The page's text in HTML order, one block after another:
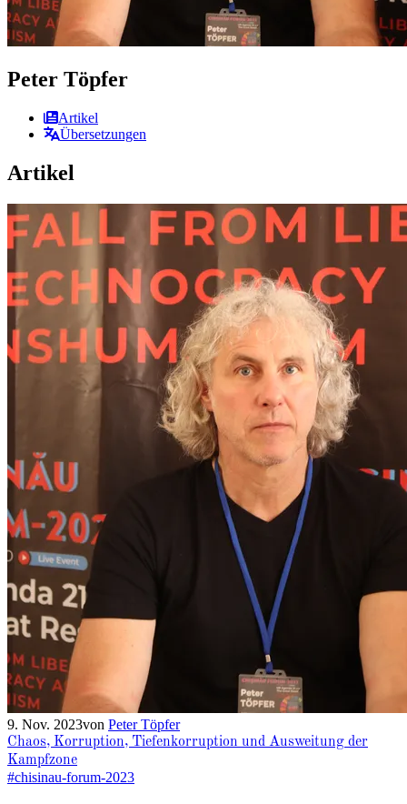
Peter Töpfer
Artikel
Übersetzungen
Artikel
9. Nov. 2023von Peter Töpfer
Chaos, Korruption, Tiefenkorruption und Ausweitung der
Kampfzone
#chisinau-forum-2023